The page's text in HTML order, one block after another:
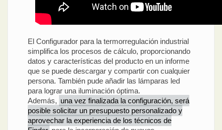
El Configurador para la termorregulación industrial
simplifica los procesos de cálculo, proporcionando
datos y características del producto en un informe
que se puede descargar y compartir con cualquier
persona. También pude añadir las lámparas led
para lograr una iluminación óptima.
Además, una vez finalizada la configuración, será
posible solicitar un presupuesto personalizado y
aprovechar la experiencia de los técnicos de